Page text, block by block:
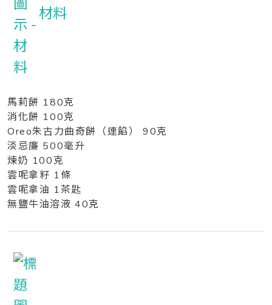
材料
馬莉餅 180克
消化餅 100克
Oreo朱古力曲奇餅（連餡） 90克
淡忌廉 500毫升
煉奶 100克
雲呢拿籽 1條
雲呢拿油 1茶匙
無鹽牛油溶液 40克